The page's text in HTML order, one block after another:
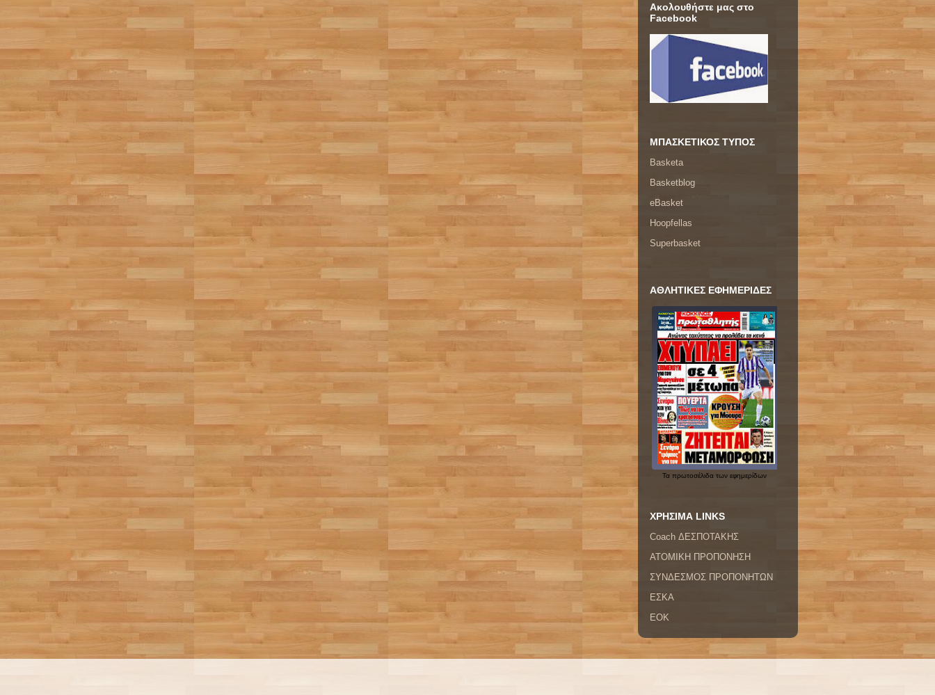
Ακολουθήστε μας στο
Facebook
ΜΠΑΣΚΕΤΙΚΟΣ ΤΥΠΟΣ
Basketa
Basketblog
eBasket
Hoopfellas
Superbasket
ΑΘΛΗΤΙΚΕΣ ΕΦΗΜΕΡΙΔΕΣ
Τα πρωτοσέλιδατων εφημερίδων
ΧΡΗΣΙΜΑ LINKS
Coach ΔΕΣΠΟΤΑΚΗΣ
ΑΤΟΜΙΚΗ ΠΡΟΠΟΝΗΣΗ
ΣΥΝΔΕΣΜΟΣ ΠΡΟΠΟΝΗΤΩΝ
ΕΣΚΑ
ΕΟΚ